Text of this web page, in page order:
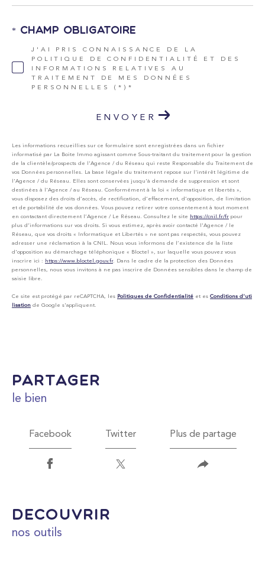
J'AI PRIS CONNAISSANCE DE LA
POLITIQUE DE CONFIDENTIALITÉ ET DES
INFORMATIONS RELATIVES AU
TRAITEMENT DE MES DONNÉES
PERSONNELLES (*)*
* Champ obligatoire
ENVOYER
Les informations recueillies sur ce formulaire sont enregistrées dans un fichier
informatisé par La Boite Immo agissant comme Sous-traitant du traitement pour la gestion
de la clientèle/prospects de l'Agence / du Réseau qui reste Responsable du Traitement de
vos Données personnelles. La base légale du traitement repose sur l'intérêt légitime de
l'Agence / du Réseau. Elles sont conservées jusqu'à demande de suppression et sont
destinées à l'Agence / au Réseau. Conformément à la loi « informatique et libertés »,
vous disposez des droits d’accès, de rectification, d’effacement, d’opposition, de limitation
et de portabilité de vos données. Vous pouvez retirer votre consentement à tout moment
en contactant directement l’Agence / Le Réseau. Consultez le site https://cnil.fr/fr pour
plus d’informations sur vos droits. Si vous estimez, après avoir contacté l'Agence / le
Réseau, que vos droits « Informatique et Libertés » ne sont pas respectés, vous pouvez
adresser une réclamation à la CNIL. Nous vous informons de l’existence de la liste
d'opposition au démarchage téléphonique « Bloctel », sur laquelle vous pouvez vous
inscrire ici : https://www.bloctel.gouv.fr. Dans le cadre de la protection des Données
personnelles, nous vous invitons à ne pas inscrire de Données sensibles dans le champ de
saisie libre.
Ce site est protégé par reCAPTCHA, les Politiques de Confidentialité et es Conditions d'uti
lisation de Google s'appliquent.
partager
le bien
Facebook Twitter Plus de partage
découvrir
nos outils